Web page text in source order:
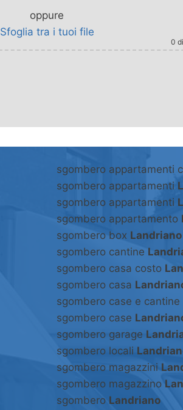
oppure
Sfoglia tra i tuoi file
0
sgombero appartamenti
sgombero appartamenti
sgombero appartamenti
sgombero appartamento
sgombero box Landriano
sgombero cantine
sgombero casa costo
sgombero casa
sgombero case e cantine
sgombero case
sgombero garage
sgombero locali
sgombero magazzini
sgombero magazzino
sgombero Landriano